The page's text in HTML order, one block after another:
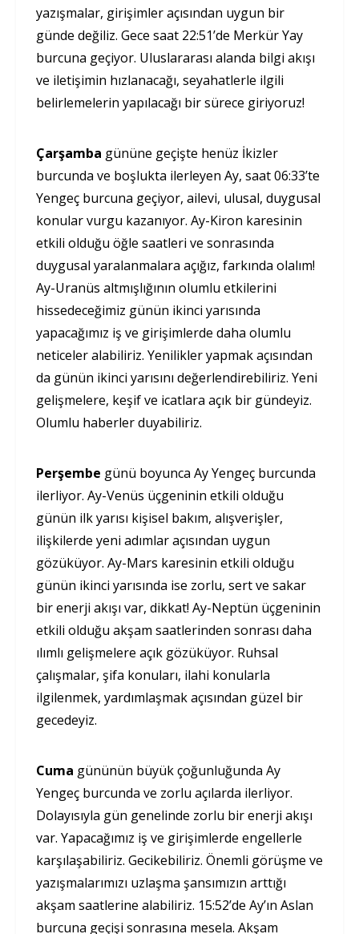
yazışmalar, girişimler açısından uygun bir
günde değiliz. Gece saat 22:51’de Merkür Yay
burcuna geçiyor. Uluslararası alanda bilgi akışı
ve iletişimin hızlanacağı, seyahatlerle ilgili
belirlemelerin yapılacağı bir sürece giriyoruz!
Çarşamba gününe geçişte henüz İkizler
burcunda ve boşlukta ilerleyen Ay, saat 06:33’te
Yengeç burcuna geçiyor, ailevi, ulusal, duygusal
konular vurgu kazanıyor. Ay-Kiron karesinin
etkili olduğu öğle saatleri ve sonrasında
duygusal yaralanmalara açığız, farkında olalım!
Ay-Uranüs altmışlığının olumlu etkilerini
hissedeceğimiz günün ikinci yarısında
yapacağımız iş ve girişimlerde daha olumlu
neticeler alabiliriz. Yenilikler yapmak açısından
da günün ikinci yarısını değerlendirebiliriz. Yeni
gelişmelere, keşif ve icatlara açık bir gündeyiz.
Olumlu haberler duyabiliriz.
Perşembe günü boyunca Ay Yengeç burcunda
ilerliyor. Ay-Venüs üçgeninin etkili olduğu
günün ilk yarısı kişisel bakım, alışverişler,
ilişkilerde yeni adımlar açısından uygun
gözüküyor. Ay-Mars karesinin etkili olduğu
günün ikinci yarısında ise zorlu, sert ve sakar
bir enerji akışı var, dikkat! Ay-Neptün üçgeninin
etkili olduğu akşam saatlerinden sonrası daha
ılımlı gelişmelere açık gözüküyor. Ruhsal
çalışmalar, şifa konuları, ilahi konularla
ilgilenmek, yardımlaşmak açısından güzel bir
gecedeyiz.
Cuma gününün büyük çoğunluğunda Ay
Yengeç burcunda ve zorlu açılarda ilerliyor.
Dolayısıyla gün genelinde zorlu bir enerji akışı
var. Yapacağımız iş ve girişimlerde engellerle
karşılaşabiliriz. Gecikebiliriz. Önemli görüşme ve
yazışmalarımızı uzlaşma şansımızın arttığı
akşam saatlerine alabiliriz. 15:52’de Ay’ın Aslan
burcuna geçişi sonrasına mesela. Akşam